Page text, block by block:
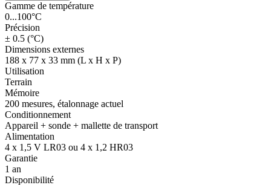
Gamme de température
0...100°C
Précision
± 0.5 (°C)
Dimensions externes
188 x 77 x 33 mm (L x H x P)
Utilisation
Terrain
Mémoire
200 mesures, étalonnage actuel
Conditionnement
Appareil + sonde + mallette de transport
Alimentation
4 x 1,5 V LR03 ou 4 x 1,2 HR03
Garantie
1 an
Disponibilité